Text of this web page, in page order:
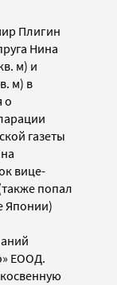
Плигин
Нина
м) и
м) в
о
газеты
вице-
попал
Японии)
ЕООД.